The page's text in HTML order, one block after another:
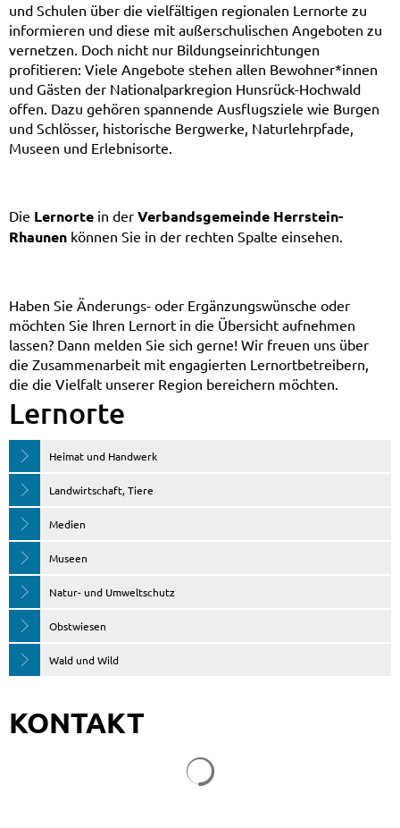
und Schulen über die vielfältigen regionalen Lernorte zu
informieren und diese mit außerschulischen Angeboten zu
vernetzen. Doch nicht nur Bildungseinrichtungen
profitieren: Viele Angebote stehen allen Bewohner*innen
und Gästen der Nationalparkregion Hunsrück-Hochwald
offen. Dazu gehören spannende Ausflugsziele wie Burgen
und Schlösser, historische Bergwerke, Naturlehrpfade,
Museen und Erlebnisorte.
Die Lernorte in der Verbandsgemeinde Herrstein-
Rhaunen können Sie in der rechten Spalte einsehen.
Haben Sie Änderungs- oder Ergänzungswünsche oder
möchten Sie Ihren Lernort in die Übersicht aufnehmen
lassen? Dann melden Sie sich gerne! Wir freuen uns über
die Zusammenarbeit mit engagierten Lernortbetreibern,
die die Vielfalt unserer Region bereichern möchten.
Lernorte
Heimat und Handwerk
Landwirtschaft, Tiere
Medien
Museen
Natur- und Umweltschutz
Obstwiesen
Wald und Wild
KONTAKT